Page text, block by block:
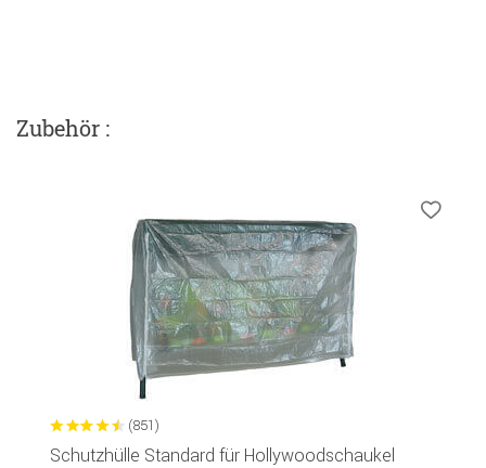
Zubehör :
(851)
Schutzhülle Standard für Hollywoodschaukel